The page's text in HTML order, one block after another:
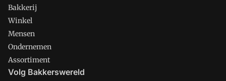
Bakkerij
Winkel
Mensen
Ondernemen
Assortiment
Volg Bakkerswereld